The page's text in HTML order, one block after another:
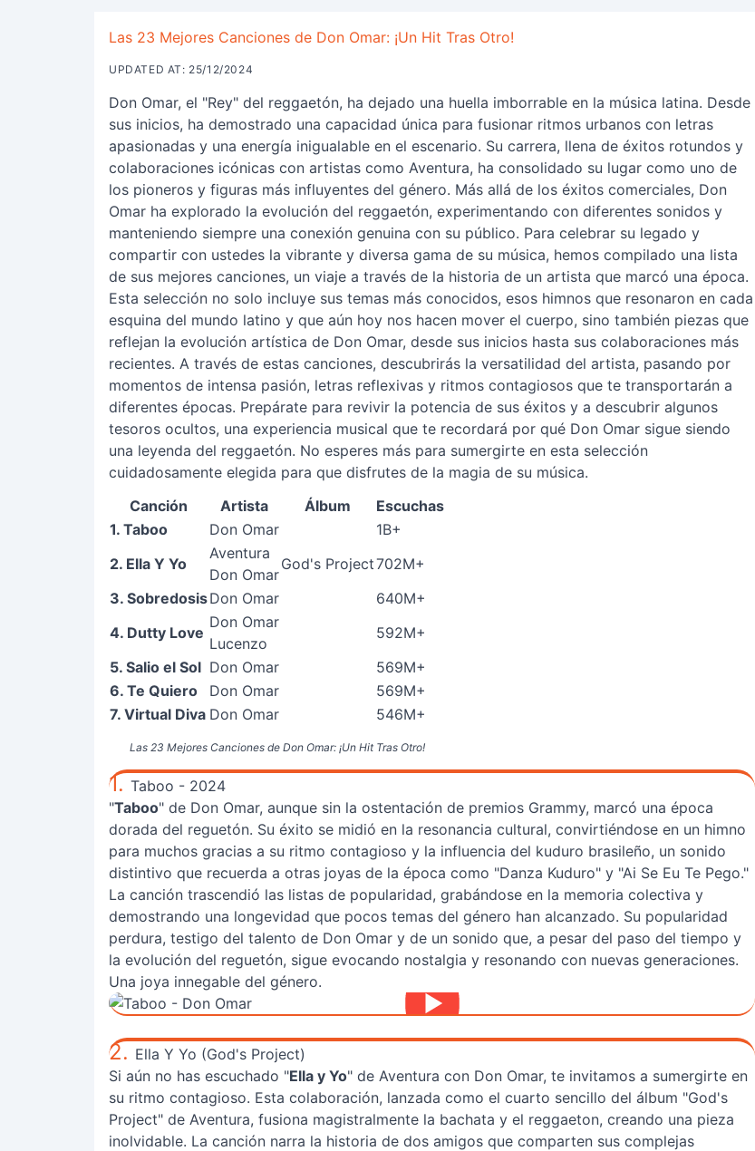
Las 23 Mejores Canciones de Don Omar: ¡Un Hit Tras Otro!
UPDATED AT: 25/12/2024
Don Omar, el "Rey" del reggaetón, ha dejado una huella imborrable en la música latina. Desde
sus inicios, ha demostrado una capacidad única para fusionar ritmos urbanos con letras
apasionadas y una energía inigualable en el escenario. Su carrera, llena de éxitos rotundos y
colaboraciones icónicas con artistas como Aventura, ha consolidado su lugar como uno de
los pioneros y figuras más influyentes del género. Más allá de los éxitos comerciales, Don
Omar ha explorado la evolución del reggaetón, experimentando con diferentes sonidos y
manteniendo siempre una conexión genuina con su público. Para celebrar su legado y
compartir con ustedes la vibrante y diversa gama de su música, hemos compilado una lista
de sus mejores canciones, un viaje a través de la historia de un artista que marcó una época.
Esta selección no solo incluye sus temas más conocidos, esos himnos que resonaron en cada
esquina del mundo latino y que aún hoy nos hacen mover el cuerpo, sino también piezas que
reflejan la evolución artística de Don Omar, desde sus inicios hasta sus colaboraciones más
recientes. A través de estas canciones, descubrirás la versatilidad del artista, pasando por
momentos de intensa pasión, letras reflexivas y ritmos contagiosos que te transportarán a
diferentes épocas. Prepárate para revivir la potencia de sus éxitos y a descubrir algunos
tesoros ocultos, una experiencia musical que te recordará por qué Don Omar sigue siendo
una leyenda del reggaetón. No esperes más para sumergirte en esta selección
cuidadosamente elegida para que disfrutes de la magia de su música.
Las 23 Mejores Canciones de Don Omar: ¡Un Hit Tras Otro!
Canción Artista Álbum
Escuchas
1. Taboo
Don Omar
1B+
2. Ella Y Yo
Aventura
Don Omar
God's Project702M+
3. SobredosisDon Omar
640M+
4. Dutty Love
Don Omar
Lucenzo
592M+
5. Salio el Sol Don Omar
569M+
6. Te Quiero
Don Omar
569M+
7. Virtual Diva Don Omar 546M+
1. Taboo - 2024
"Taboo" de Don Omar, aunque sin la ostentación de premios Grammy, marcó una época
dorada del reguetón. Su éxito se midió en la resonancia cultural, convirtiéndose en un himno
para muchos gracias a su ritmo contagioso y la influencia del kuduro brasileño, un sonido
distintivo que recuerda a otras joyas de la época como "Danza Kuduro" y "Ai Se Eu Te Pego."
La canción trascendió las listas de popularidad, grabándose en la memoria colectiva y
demostrando una longevidad que pocos temas del género han alcanzado. Su popularidad
perdura, testigo del talento de Don Omar y de un sonido que, a pesar del paso del tiempo y
la evolución del reguetón, sigue evocando nostalgia y resonando con nuevas generaciones.
Una joya innegable del género.
2. Ella Y Yo (God's Project)
Si aún no has escuchado "Ella y Yo" de Aventura con Don Omar, te invitamos a sumergirte en
su ritmo contagioso. Esta colaboración, lanzada como el cuarto sencillo del álbum "God's
Project" de Aventura, fusiona magistralmente la bachata y el reggaeton, creando una pieza
inolvidable. La canción narra la historia de dos amigos que comparten sus complejas